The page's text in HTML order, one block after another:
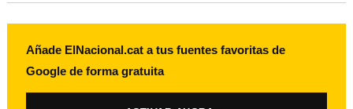
Añade ElNacional.cat a tus fuentes favoritas de
Google de forma gratuita